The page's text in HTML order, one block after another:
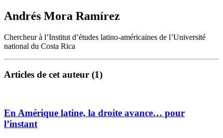
Andrés Mora Ramírez
Chercheur à l’Institut d’études latino-américaines de l’Université
national du Costa Rica
Articles de cet auteur (1)
En Amérique latine, la droite avance… pour
l’instant